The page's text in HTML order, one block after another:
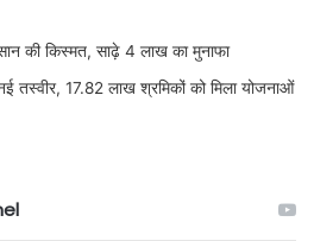
की किस्मत, साढ़े 4 लाख का मुनाफा
तस्वीर, 17.82 लाख श्रमिकों को मिला योजनाओं